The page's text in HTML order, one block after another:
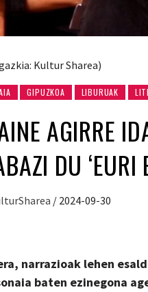
Kultur Sharea)
GIPUZKOA LIBURUAK
AGIRRE
DU ‘EURI
/ 2024-09-30
narrazioak lehen
baten ezinegona